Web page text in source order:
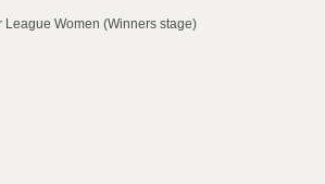
League Women (Winners stage)